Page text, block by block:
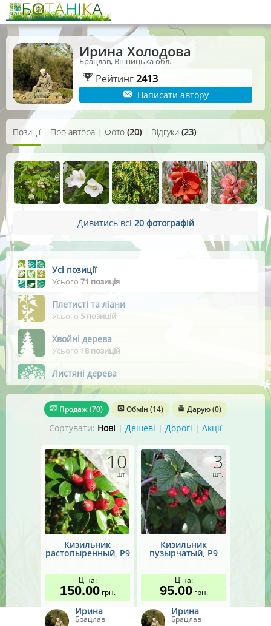
Ирина Холодова
Брацлав, Вінницька обл.
Рейтинг2413
Написати автору
Позиції| Про автора | Фото (20)| Відгуки (23)
Дивитись всі 20 фотографій
Усі позиції
Усього 71 позиція
Плетисті та ліани
Усього 5 позицій
Хвойні дерева
Усього 18 позицій
Листяні дерева
Усього21 позиція
Чагарники вічнозелені
Усього1 позиція
Усього25 позицій
Плодові дерева
Усього1 позиція
Продаж(70) Обмін (14) Дарую(0)
Сортувати: Нові | Дешеві | Дорогі | Акції
10
шт.
Кизильник
растопыренный, Р9
Ціна:
150.00грн.
Ирина
Брацлав
3
шт.
Кизильник
пузырчатый, Р9
Ціна:
95.00грн.
Ирина
Брацлав